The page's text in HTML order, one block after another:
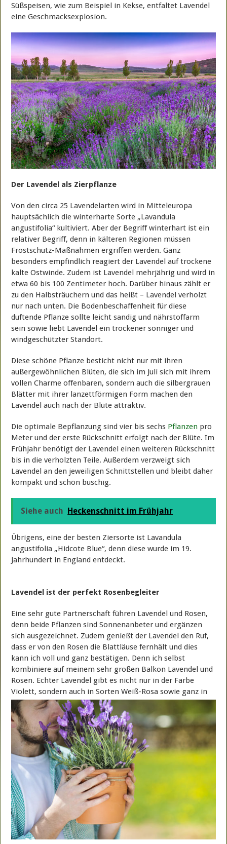
Süßspeisen, wie zum Beispiel in Kekse, entfaltet Lavendel
eine Geschmacksexplosion.
Der Lavendel als Zierpflanze
Von den circa 25 Lavendelarten wird in Mitteleuropa
hauptsächlich die winterharte Sorte „Lavandula
angustifolia“ kultiviert. Aber der Begriff winterhart ist ein
relativer Begriff, denn in kälteren Regionen müssen
Frostschutz-Maßnahmen ergriffen werden. Ganz
besonders empfindlich reagiert der Lavendel auf trockene
kalte Ostwinde. Zudem ist Lavendel mehrjährig und wird in
etwa 60 bis 100 Zentimeter hoch. Darüber hinaus zählt er
zu den Halbsträuchern und das heißt – Lavendel verholzt
nur nach unten. Die Bodenbeschaffenheit für diese
duftende Pflanze sollte leicht sandig und nährstoffarm
sein sowie liebt Lavendel ein trockener sonniger und
windgeschützter Standort.
Diese schöne Pflanze besticht nicht nur mit ihren
außergewöhnlichen Blüten, die sich im Juli sich mit ihrem
vollen Charme offenbaren, sondern auch die silbergrauen
Blätter mit ihrer lanzettförmigen Form machen den
Lavendel auch nach der Blüte attraktiv.
Die optimale Bepflanzung sind vier bis sechs Pflanzen pro
Meter und der erste Rückschnitt erfolgt nach der Blüte. Im
Frühjahr benötigt der Lavendel einen weiteren Rückschnitt
bis in die verholzten Teile. Außerdem verzweigt sich
Lavendel an den jeweiligen Schnittstellen und bleibt daher
kompakt und schön buschig.
Siehe auch Heckenschnitt im Frühjahr
Übrigens, eine der besten Ziersorte ist Lavandula
angustifolia „Hidcote Blue“, denn diese wurde im 19.
Jahrhundert in England entdeckt.
Lavendel ist der perfekt Rosenbegleiter
Eine sehr gute Partnerschaft führen Lavendel und Rosen,
denn beide Pflanzen sind Sonnenanbeter und ergänzen
sich ausgezeichnet. Zudem genießt der Lavendel den Ruf,
dass er von den Rosen die Blattläuse fernhält und dies
kann ich voll und ganz bestätigen. Denn ich selbst
kombiniere auf meinem sehr großen Balkon Lavendel und
Rosen. Echter Lavendel gibt es nicht nur in der Farbe
Violett, sondern auch in Sorten Weiß-Rosa sowie ganz in